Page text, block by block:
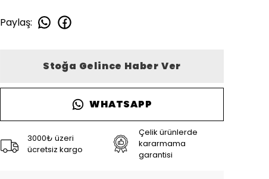
Paylaş:
Stoğa Gelince Haber Ver
WHATSAPP
3000₺ üzeri
ücretsiz kargo
Çelik ürünlerde
kararmama
garantisi